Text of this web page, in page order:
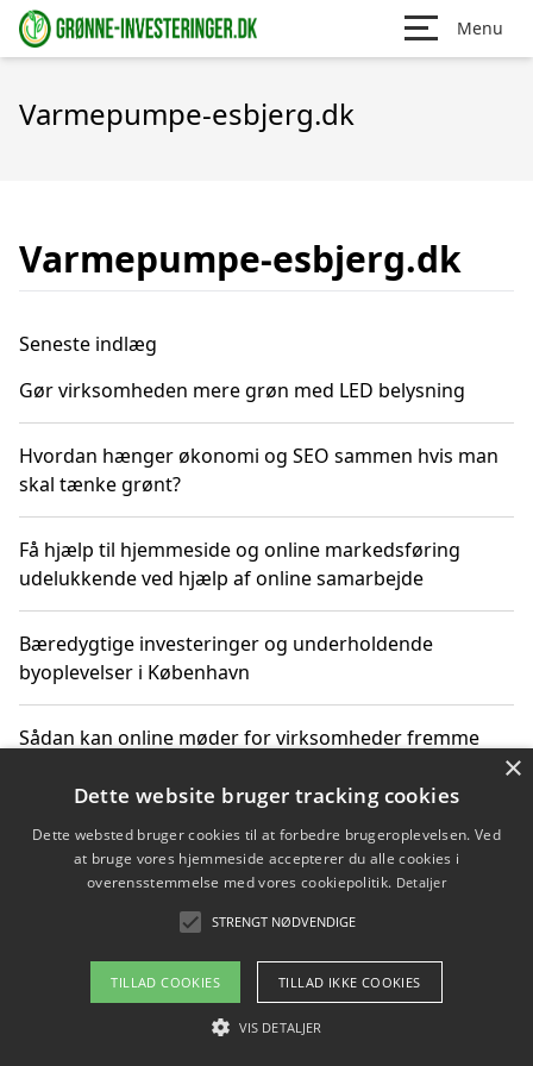
Menu
Varmepumpe-esbjerg.dk
Varmepumpe-esbjerg.dk
Seneste indlæg
Gør virksomheden mere grøn med LED belysning
Hvordan hænger økonomi og SEO sammen hvis man
skal tænke grønt?
Få hjælp til hjemmeside og online markedsføring
udelukkende ved hjælp af online samarbejde
Bæredygtige investeringer og underholdende
byoplevelser i København
Sådan kan online møder for virksomheder fremme
Copyright 2026 - Pilanto Aps
Om / kontakt
×
Dette website bruger tracking cookies
Dette websted bruger cookies til at forbedre brugeroplevelsen. Ved
at bruge vores hjemmeside accepterer du alle cookies i
overensstemmelse med vores cookiepolitik. Detaljer
STRENGT NØDVENDIGE
TILLAD COOKIES TILLAD IKKE COOKIES
VIS DETALJER